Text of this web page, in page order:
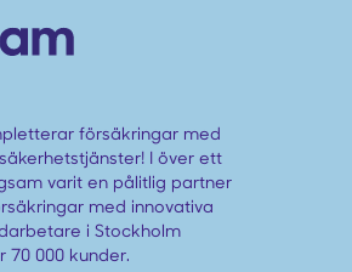
försäkringar med
I över ett
varit en pålitlig partner
med innovativa
i Stockholm
70 000 kunder.